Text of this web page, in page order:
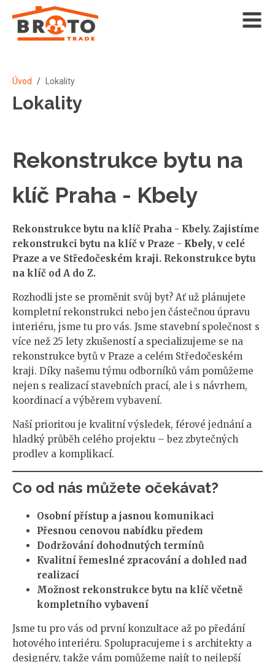
Úvod / Lokality
Lokality
Rekonstrukce bytu na
klíč Praha - Kbely
Rekonstrukce bytu na klíč Praha - Kbely. Zajistíme
rekonstrukci bytu na klíč v Praze - Kbely, v celé
Praze a ve Středočeském kraji. Rekonstrukce bytu
na klíč od A do Z.
Rozhodli jste se proměnit svůj byt? Ať už plánujete
kompletní rekonstrukci nebo jen částečnou úpravu
interiéru, jsme tu pro vás. Jsme stavební společnost s
více než 25 lety zkušeností a specializujeme se na
rekonstrukce bytů v Praze a celém Středočeském
kraji. Díky našemu týmu odborníků vám pomůžeme
nejen s realizací stavebních prací, ale i s návrhem,
koordinací a výběrem vybavení.
Naší prioritou je kvalitní výsledek, férové jednání a
hladký průběh celého projektu – bez zbytečných
prodlev a komplikací.
Co od nás můžete očekávat?
Osobní přístup a jasnou komunikaci
Přesnou cenovou nabídku předem
Dodržování dohodnutých termínů
Kvalitní řemeslné zpracování a dohled nad
realizací
Možnost rekonstrukce bytu na klíč včetně
kompletního vybavení
Jsme tu pro vás od první konzultace až po předání
hotového interiéru. Spolupracujeme i s architekty a
designéry, takže vám pomůžeme najít to nejlepší